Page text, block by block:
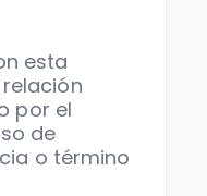
esta
por el
de
o término